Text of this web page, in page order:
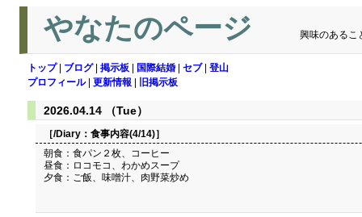
やなたのページ 興味のあるこ
トップ| ブログ| 掲示板 国際結婚 セブ| 登山
プロフィール| 更新情報 旧掲示板
2026.04.14 （Tue）
［/Diary： 食事内容(4/14)］
朝食：食パン２枚、コーヒー
昼食：ロコモコ、わかめスープ
夕食：ご飯、味噌汁、肉野菜炒め